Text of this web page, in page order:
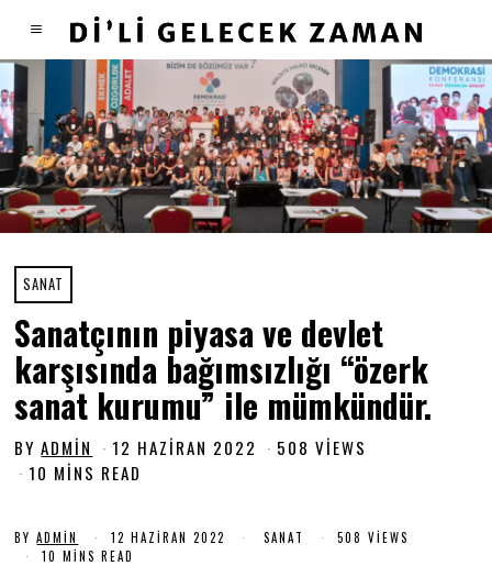
SANAT
Sanatçının piyasa ve devlet
karşısında bağımsızlığı “özerk
sanat kurumu” ile mümkündür.
BYADMIN 12 HAZIRAN 2022
Z
508 VIEWS
10 MINS READ
BYADMIN 12 HAZIRAN 2022 SANAT
508 VIEWS
10 MINS READ